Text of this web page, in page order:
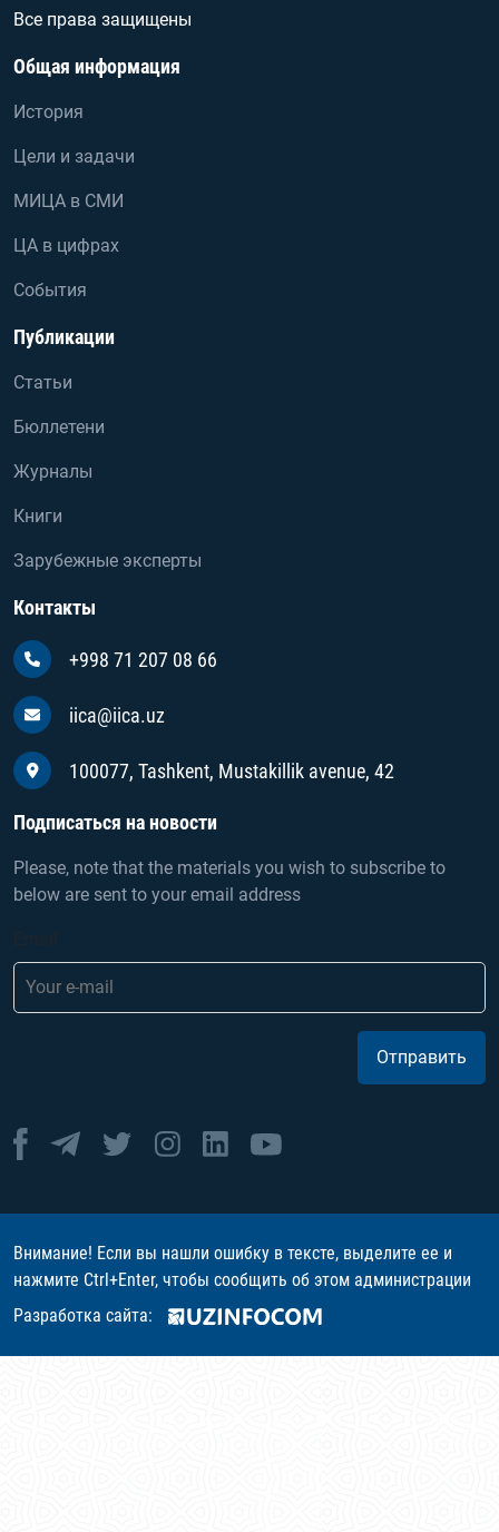
Все права защищены
Общая информация
История
Цели и задачи
МИЦА в СМИ
ЦА в цифрах
События
Публикации
Статьи
Бюллетени
Журналы
Книги
Зарубежные эксперты
Контакты
+998 71 207 08 66
iica@iica.uz
100077, Tashkent, Mustakillik avenue, 42
Подписаться на новости
Please, note that the materials you wish to subscribe to
below are sent to your email address
Отправить
Внимание! Если вы нашли ошибку в тексте, выделите ее и
нажмите Ctrl+Enter, чтобы сообщить об этом администрации
Разработка сайта: